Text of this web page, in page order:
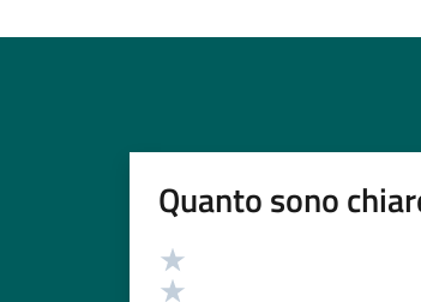
Quanto sono
Valutazione